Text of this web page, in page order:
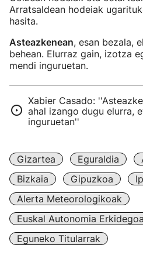
Arratsaldean hodeiak
hasita.
Asteazkenean, esan bezala,
behean. Elurraz gain, izotza
mendi inguruetan.
Xabier Casado:
ahal izango dugu elurra,
inguruetan''
Gizartea Eguraldia
Bizkaia
Gipuzkoa
Alerta Meteorologikoak
Euskal Autonomia Erkidegoa
Eguneko Titularrak